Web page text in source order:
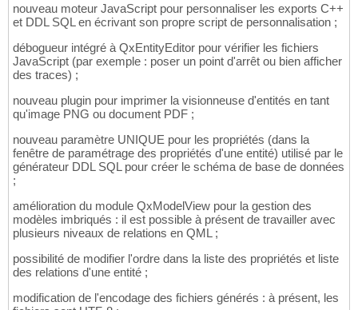
nouveau moteur JavaScript pour personnaliser les exports C++
et DDL SQL en écrivant son propre script de personnalisation ;
débogueur intégré à QxEntityEditor pour vérifier les fichiers
JavaScript (par exemple : poser un point d'arrêt ou bien afficher
des traces) ;
nouveau plugin pour imprimer la visionneuse d'entités en tant
qu'image PNG ou document PDF ;
nouveau paramètre UNIQUE pour les propriétés (dans la
fenêtre de paramétrage des propriétés d'une entité) utilisé par le
générateur DDL SQL pour créer le schéma de base de données
;
amélioration du module QxModelView pour la gestion des
modèles imbriqués : il est possible à présent de travailler avec
plusieurs niveaux de relations en QML ;
possibilité de modifier l'ordre dans la liste des propriétés et liste
des relations d'une entité ;
modification de l'encodage des fichiers générés : à présent, les